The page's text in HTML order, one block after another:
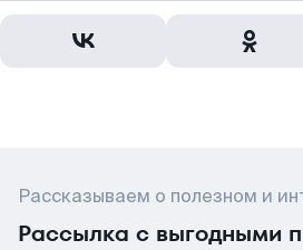
Рассказываем о полезном и
Рассылка с выгодными